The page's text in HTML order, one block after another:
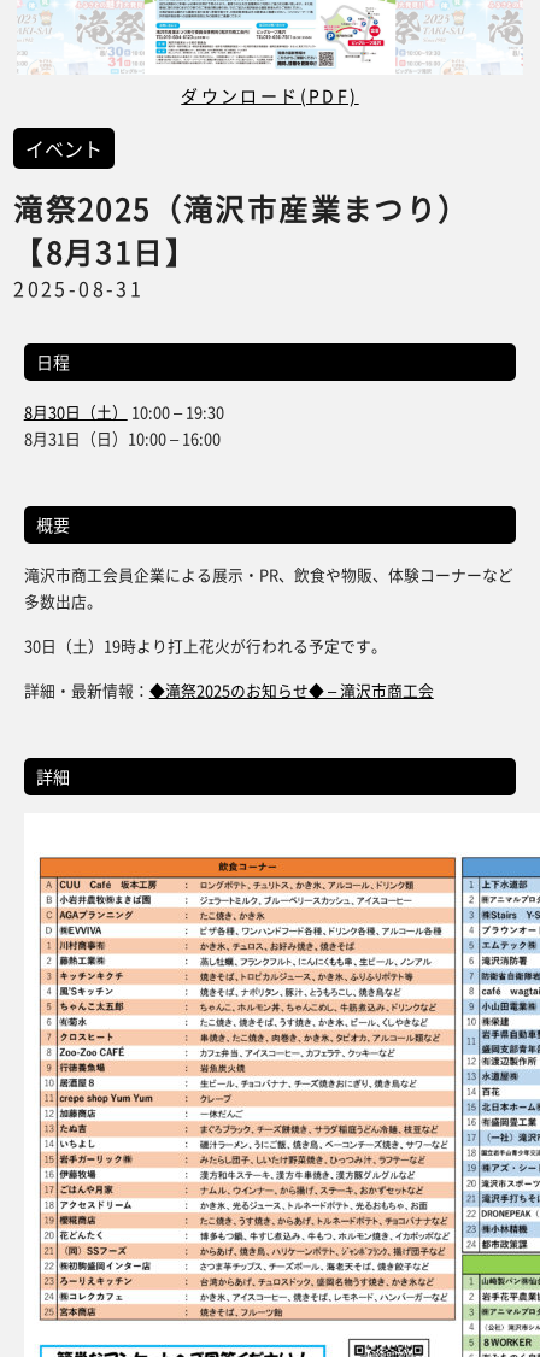
ダウンロード(PDF)
イベント
滝祭2025（滝沢市産業まつり）
【8月31日】
2025-08-31
日程
8月30日（土）
10:00 – 19:30
8月31日（日）10:00 – 16:00
概要
滝沢市商工会員企業による展示・PR、飲食や物販、体験コーナーなど
多数出店。
30日（土）19時より打上花火が行われる予定です。
詳細・最新情報： ◆滝祭2025のお知らせ◆ – 滝沢市商工会
詳細